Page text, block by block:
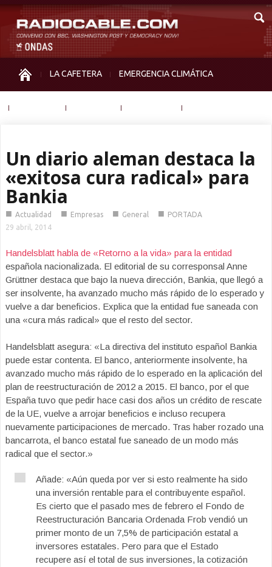
LA CAFETERA EMERGENCIA CLIMÁTICA
Un diario aleman destaca la
«exitosa cura radical» para
Bankia
■ Actualidad ■ Empresas ■ General ■ PORTADA
29 abril, 2014
Handelsblatt habla de «Retorno a la vida» para la entidad
española nacionalizada. El editorial de su corresponsal Anne
Grüttner destaca que bajo la nueva dirección, Bankia, que llegó a
ser insolvente, ha avanzado mucho más rápido de lo esperado y
vuelve a dar beneficios. Explica que la entidad fue saneada con
una «cura más radical» que el resto del sector.
Handelsblatt asegura: «La directiva del instituto español Bankia
puede estar contenta. El banco, anteriormente insolvente, ha
avanzado mucho más rápido de lo esperado en la aplicación del
plan de reestructuración de 2012 a 2015. El banco, por el que
España tuvo que pedir hace casi dos años un crédito de rescate
de la UE, vuelve a arrojar beneficios e incluso recupera
nuevamente participaciones de mercado. Tras haber rozado una
bancarrota, el banco estatal fue saneado de un modo más
radical que el sector.»
Añade: «Aún queda por ver si esto realmente ha sido
una inversión rentable para el contribuyente español.
Es cierto que el pasado mes de febrero el Fondo de
Reestructuración Bancaria Ordenada Frob vendió un
primer monto de un 7,5% de participación estatal a
inversores estatales. Pero para que el Estado
recupere así el total de sus inversiones, la cotización